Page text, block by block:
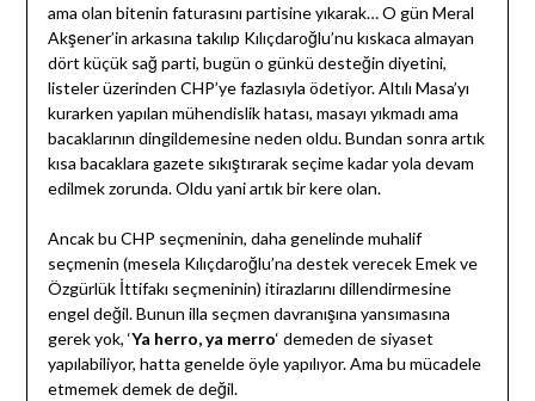
ama olan bitenin faturasını partisine yıkarak… O gün Meral
Akşener’in arkasına takılıp Kılıçdaroğlu’nu kıskaca almayan
dört küçük sağ parti, bugün o günkü desteğin diyetini,
listeler üzerinden CHP’ye fazlasıyla ödetiyor. Altılı Masa’yı
kurarken yapılan mühendislik hatası, masayı yıkmadı ama
bacaklarının dingildemesine neden oldu. Bundan sonra artık
kısa bacaklara gazete sıkıştırarak seçime kadar yola devam
edilmek zorunda. Oldu yani artık bir kere olan.
Ancak bu CHP seçmeninin, daha genelinde muhalif
seçmenin (mesela Kılıçdaroğlu’na destek verecek Emek ve
Özgürlük İttifakı seçmeninin) itirazlarını dillendirmesine
engel değil. Bunun illa seçmen davranışına yansımasına
gerek yok, ‘Ya herro, ya merro‘ demeden de siyaset
yapılabiliyor, hatta genelde öyle yapılıyor. Ama bu mücadele
etmemek demek de değil.